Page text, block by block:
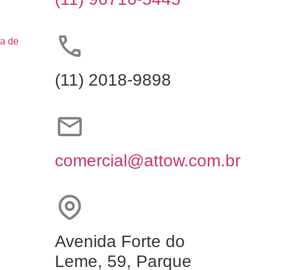
de
(11) 2018-9898
comercial@attow.com.br
Avenida Forte do
Leme, 59, Parque